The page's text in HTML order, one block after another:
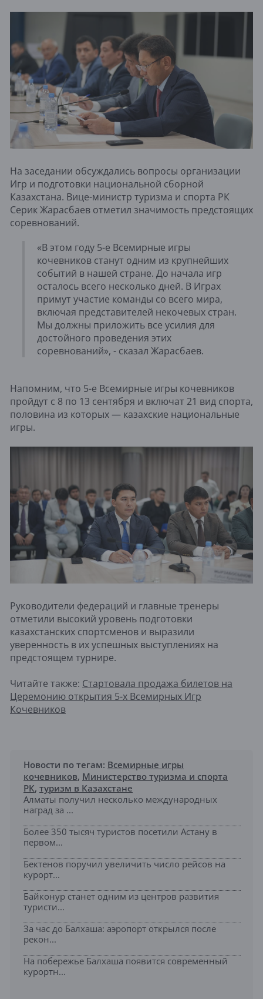
На заседании обсуждались вопросы организации
Игр и подготовки национальной сборной
Казахстана. Вице-министр туризма и спорта РК
Серик Жарасбаев отметил значимость предстоящих
соревнований.
«В этом году 5-е Всемирные игры
кочевников станут одним из крупнейших
событий в нашей стране. До начала игр
осталось всего несколько дней. В Играх
примут участие команды со всего мира,
включая представителей некочевых стран.
Мы должны приложить все усилия для
достойного проведения этих
соревнований», - сказал Жарасбаев.
Напомним, что 5-е Всемирные игры кочевников
пройдут с 8 по 13 сентября и включат 21 вид спорта,
половина из которых — казахские национальные
игры.
Руководители федераций и главные тренеры
отметили высокий уровень подготовки
казахстанских спортсменов и выразили
уверенность в их успешных выступлениях на
предстоящем турнире.
Читайте также: Стартовала продажа билетов на
Церемонию открытия 5-х Всемирных Игр
Кочевников
Новости по тегам: Всемирные игры
кочевников, Министерство туризма и спорта
РК, туризм в Казахстане
Алматы получил несколько международных
наград за ...
Более 350 тысяч туристов посетили Астану в
первом...
Бектенов поручил увеличить число рейсов на
курорт...
Байконур станет одним из центров развития
туристи...
За час до Балхаша: аэропорт открылся после
рекон...
На побережье Балхаша появится современный
курортн...